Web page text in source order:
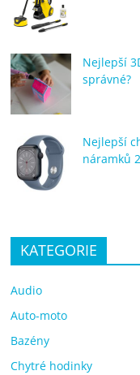
Nejlepší
správné?
Nejlepší
náramků
KATEGORIE
Audio
Auto-moto
Bazény
Chytré hodinky